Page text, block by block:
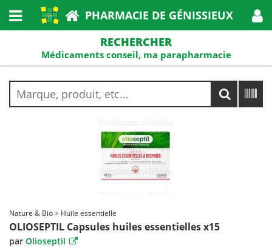
PHARMACIE DE GÉNISSIEUX
RECHERCHER
Médicaments conseil, ma parapharmacie
Nature & Bio > Huile essentielle
OLIOSEPTIL Capsules huiles essentielles x15
par Olioseptil